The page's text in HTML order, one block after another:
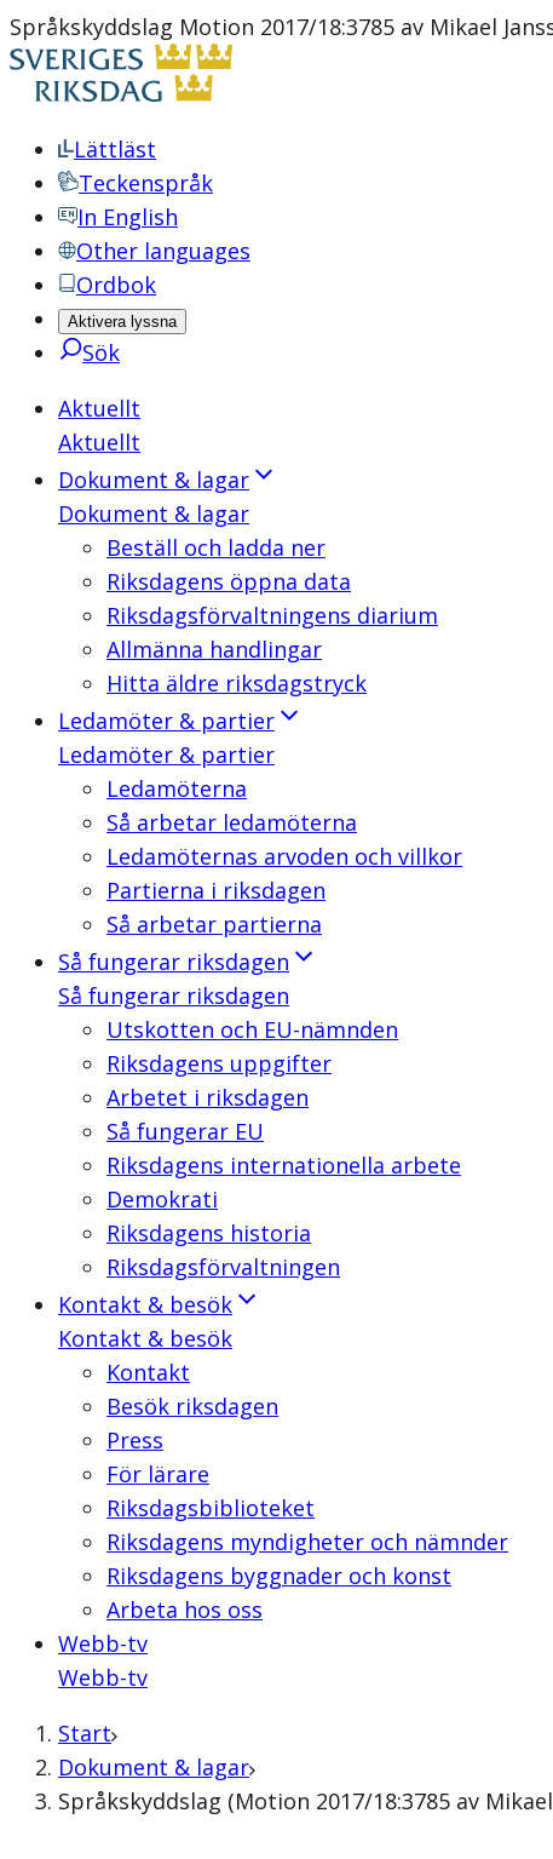
Språkskyddslag Motion 2017/18:3785 av Mikael
Lättläst
Teckenspråk
In English
Other languages
Ordbok
Aktivera lyssna
Sök
Aktuellt
Aktuellt
Dokument & lagar
Dokument & lagar
Beställ och ladda ner
Riksdagens öppna data
Riksdagsförvaltningens diarium
Allmänna handlingar
Hitta äldre riksdagstryck
Ledamöter & partier
Ledamöter & partier
Ledamöterna
Så arbetar ledamöterna
Ledamöternas arvoden och villkor
Partierna i riksdagen
Så arbetar partierna
Så fungerar riksdagen
Så fungerar riksdagen
Utskotten och EU-nämnden
Riksdagens uppgifter
Arbetet i riksdagen
Så fungerar EU
Riksdagens internationella arbete
Demokrati
Riksdagens historia
Riksdagsförvaltningen
Kontakt & besök
Kontakt & besök
Kontakt
Besök riksdagen
Press
För lärare
Riksdagsbiblioteket
Riksdagens myndigheter och nämnder
Riksdagens byggnader och konst
Arbeta hos oss
Webb-tv
Webb-tv
Start
Dokument & lagar
Språkskyddslag (Motion 2017/18:3785 av